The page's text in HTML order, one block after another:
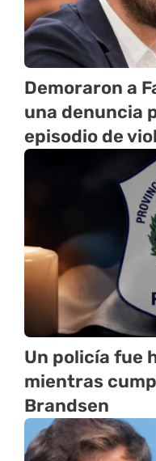
Demoraron a
una denuncia
episodio de
Un policía fue
mientras
Brandsen